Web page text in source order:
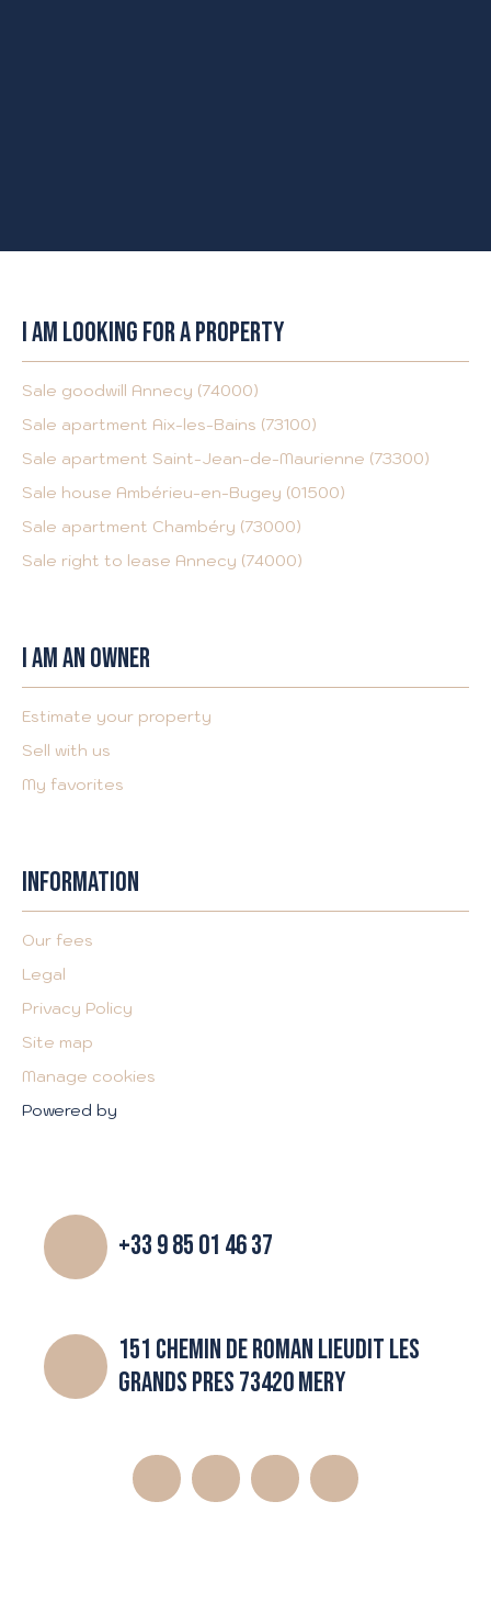
I AM LOOKING FOR A PROPERTY
Sale goodwill Annecy (74000)
Sale apartment Aix-les-Bains (73100)
Sale apartment Saint-Jean-de-Maurienne (73300)
Sale house Ambérieu-en-Bugey (01500)
Sale apartment Chambéry (73000)
Sale right to lease Annecy (74000)
I AM AN OWNER
Estimate your property
Sell with us
My favorites
INFORMATION
Our fees
Legal
Privacy Policy
Site map
Manage cookies
Powered by
+33 9 85 01 46 37
151 CHEMIN DE ROMAN LIEUDIT LES
GRANDS PRES 73420 MERY